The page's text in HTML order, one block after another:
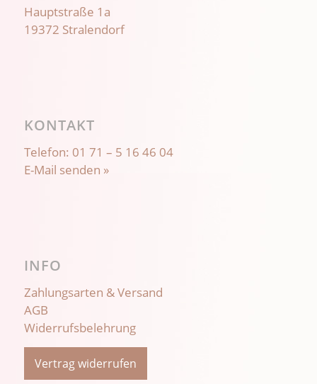
Hauptstraße 1a
19372 Stralendorf
KONTAKT
Telefon: 01 71 – 5 16 46 04
E-Mail senden »
INFO
Zahlungsarten & Versand
AGB
Widerrufsbelehrung
Vertrag widerrufen